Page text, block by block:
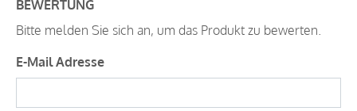
BEWERTUNG
Bitte melden Sie sich an, um das Produkt zu bewerten.
E-Mail Adresse